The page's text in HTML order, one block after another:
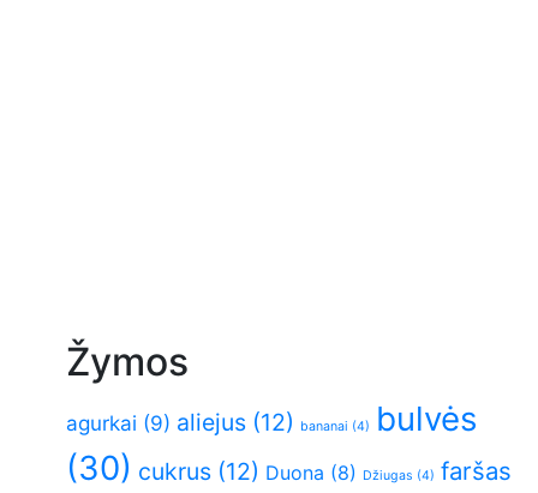
Žymos
agurkai (9) aliejus (12) bananai (4)
bulvės
(30) cukrus (12) Duona (8) Džiugas (4) faršas